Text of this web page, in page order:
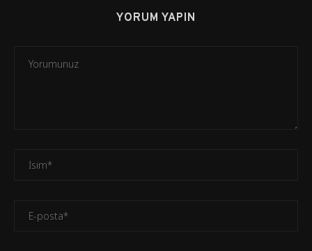
YORUM YAPIN